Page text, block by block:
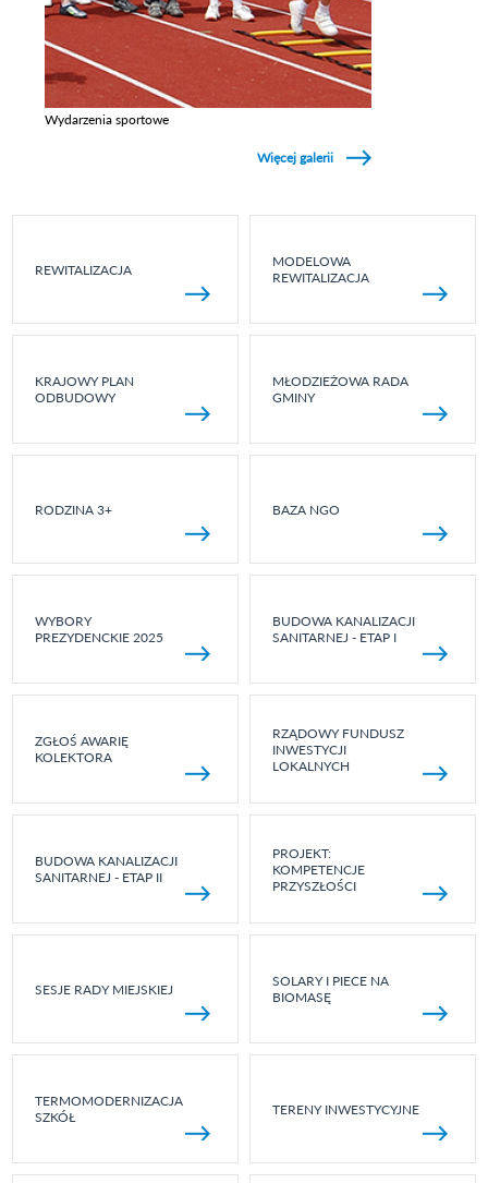
Wydarzenia sportowe
Więcej galerii
REWITALIZACJA
MODELOWA
REWITALIZACJA
KRAJOWY PLAN
ODBUDOWY
MŁODZIEŻOWA RADA
GMINY
RODZINA 3+ BAZA NGO
WYBORY
PREZYDENCKIE 2025
BUDOWA KANALIZACJI
SANITARNEJ - ETAP I
ZGŁOŚ AWARIĘ
KOLEKTORA
RZĄDOWY FUNDUSZ
INWESTYCJI
LOKALNYCH
BUDOWA KANALIZACJI
SANITARNEJ - ETAP II
PROJEKT:
KOMPETENCJE
PRZYSZŁOŚCI
SESJE RADY MIEJSKIEJ
SOLARY I PIECE NA
BIOMASĘ
TERMOMODERNIZACJA
SZKÓŁ
TERENY INWESTYCYJNE